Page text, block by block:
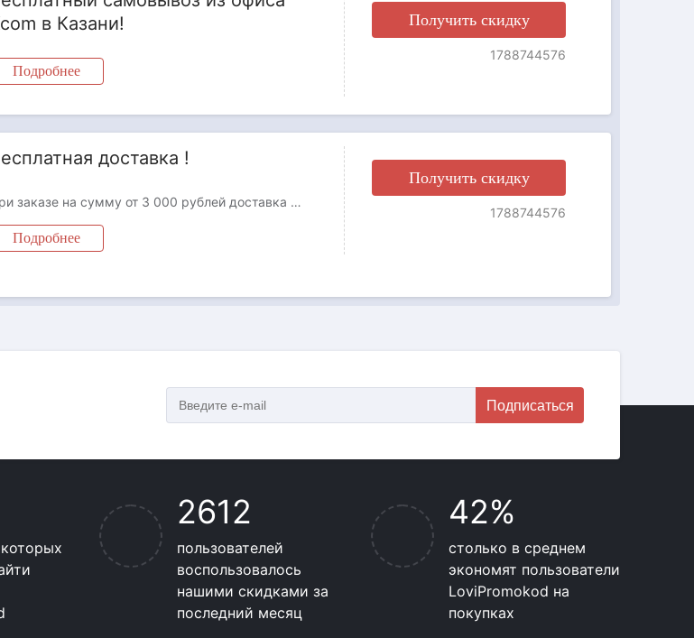
в Казани!
Подробнее
Получить скидку
1788744576
доставка !
При заказе на сумму от 3 000 рублей доставка будет осуществляться бесплатно по Москве внутри МКАД. При заказе на сумму от 10 000 руб., доставка в регионы также будет бесплатной!
Подробнее
Получить скидку
1788744576
Подписаться
2612
пользователей
воспользовалось
нашими скидками за
последний месяц
42%
столько в среднем
экономят пользователи
LoviPromokod на
покупках